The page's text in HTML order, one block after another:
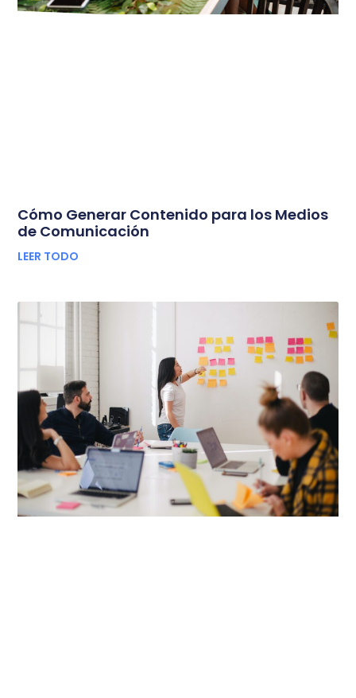
Cómo Generar Contenido para los Medios
de Comunicación
LEER TODO